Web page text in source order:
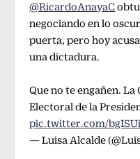
@RicardoAnayaC
negociando en lo
puerta, pero hoy
una dictadura.
Que no te engañen.
Electoral de la
pic.twitter.com/
— Luisa Alcalde